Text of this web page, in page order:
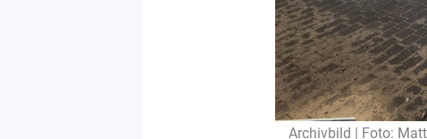
Archivbild | Foto: